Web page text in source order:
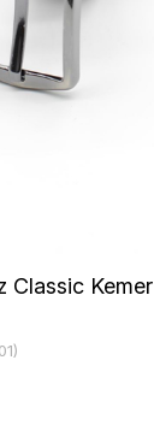
Classic Kemer